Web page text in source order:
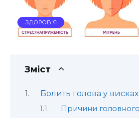
ЗДОРОВ'Я
Зміст
Болить голова у
Причини